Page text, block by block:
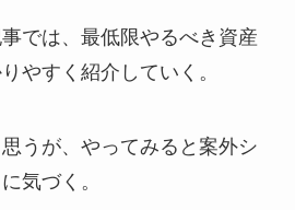
では、最低限やるべき資産
やすく紹介していく。
うが、やってみると案外シ
気づく。